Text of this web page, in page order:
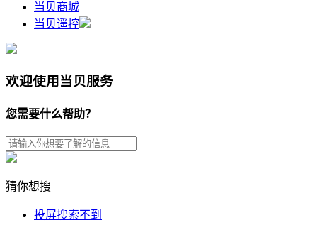
当贝商城
当贝遥控
欢迎使用当贝服务
您需要什么帮助？
猜你想搜
投屏搜索不到